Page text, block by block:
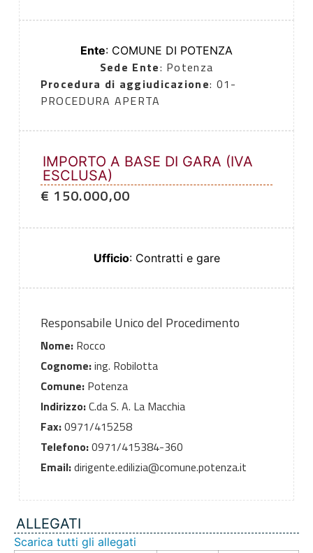
Ente: COMUNE DI POTENZA
Sede Ente: Potenza
Procedura di aggiudicazione: 01-
PROCEDURA APERTA
IMPORTO A BASE DI GARA (IVA
ESCLUSA)
€ 150.000,00
Ufficio: Contratti e gare
Responsabile Unico del Procedimento
Nome:Rocco
Cognome:ing. Robilotta
Comune:Potenza
Indirizzo:C.da S. A. La Macchia
Fax:0971/415258
Telefono:0971/415384-360
Email:dirigente.edilizia@comune.potenza.it
ALLEGATI
Scarica tutti gli allegati